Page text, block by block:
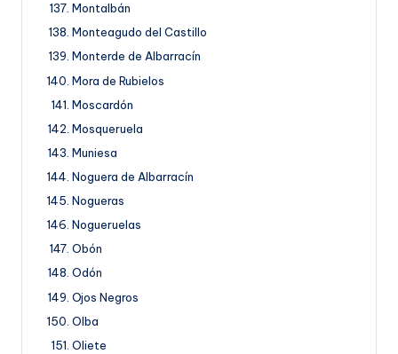
Montalbán
Monteagudo del Castillo
Monterde de Albarracín
Mora de Rubielos
Moscardón
Mosqueruela
Muniesa
Noguera de Albarracín
Nogueras
Nogueruelas
Obón
Odón
Ojos Negros
Olba
Oliete